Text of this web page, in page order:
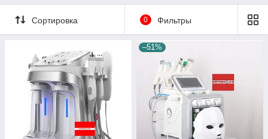
Сортировка 0 Фильтры
–51%